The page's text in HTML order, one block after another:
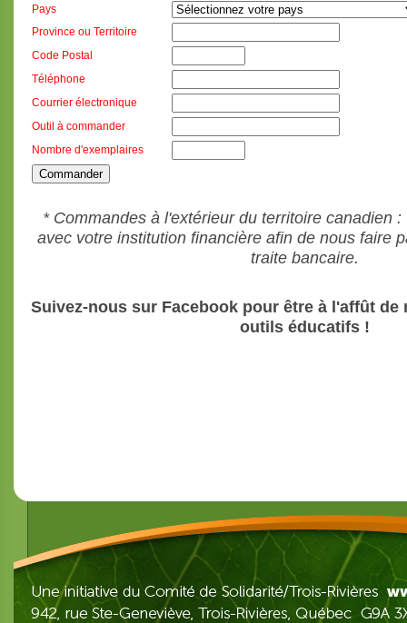
Pays
Province ou Territoire
Code Postal
Téléphone
Courrier électronique
Outil à commander
Nombre d'exemplaires
* Commandes à l'extérieur du territoire canadien :
avec votre institution financière afin de nous faire
traite bancaire.
Suivez-nous sur Facebook pour être à l'affût de
outils éducatifs !